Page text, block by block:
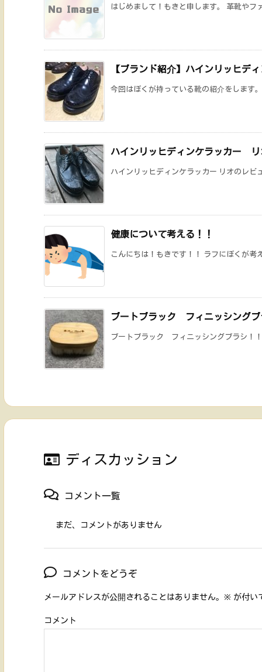
はじめまして！もきと申します。 革靴やフ
【ブランド紹介】ハインリッヒデ
今回はぼくが持っている靴の紹介をします
ハインリッヒディンケラッカー
ハインリッヒディンケラッカー リオのレビ
健康について考える！！
こんにちは！もきです！！ ラフにぼくが考
ブートブラック フィニッシング
ブートブラック フィニッシングブラシ！
ディスカッション
コメント一覧
まだ、コメントがありません
コメントをどうぞ
メールアドレスが公開されることはありません。 ※ が付い
コメント